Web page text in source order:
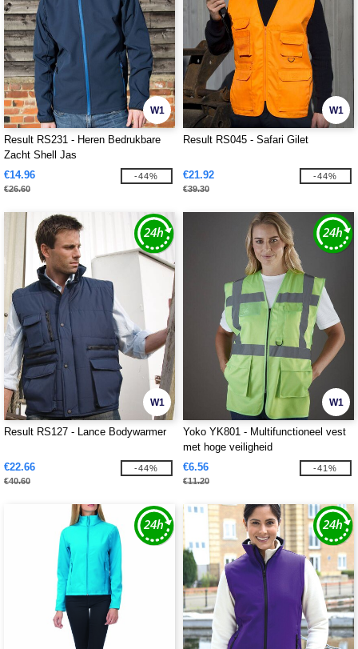
W1
Result RS231 - Heren Bedrukbare
Zacht Shell Jas
€14.96
€26.60
-44%
W1
Result RS045 - Safari Gilet
€21.92
€39.30
-44%
W1
Result RS127 - Lance Bodywarmer
€22.66
€40.60
-44%
W1
Yoko YK801 - Multifunctioneel vest
met hoge veiligheid
€6.56
€11.20
-41%